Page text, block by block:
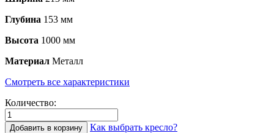
Глубина 153 мм
Высота 1000 мм
Материал Металл
Смотреть все характеристики
Количество:
Добавить в корзину
Как выбрать кресло?